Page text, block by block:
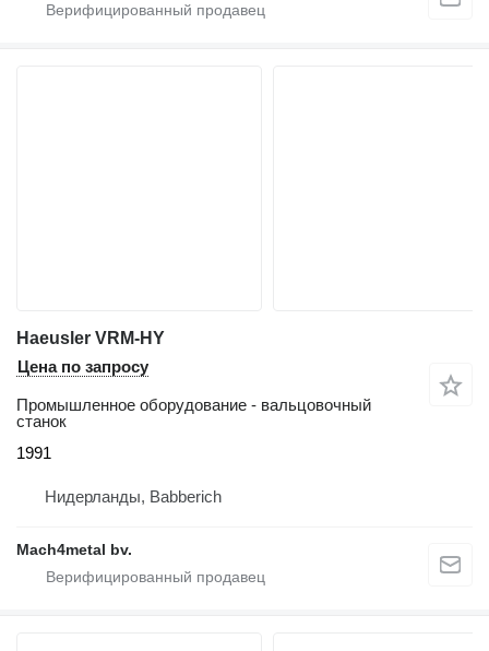
Haeusler VRM-HY
Цена по запросу
Промышленное оборудование - вальцовочный
станок
1991
Нидерланды, Babberich
Mach4metal bv.